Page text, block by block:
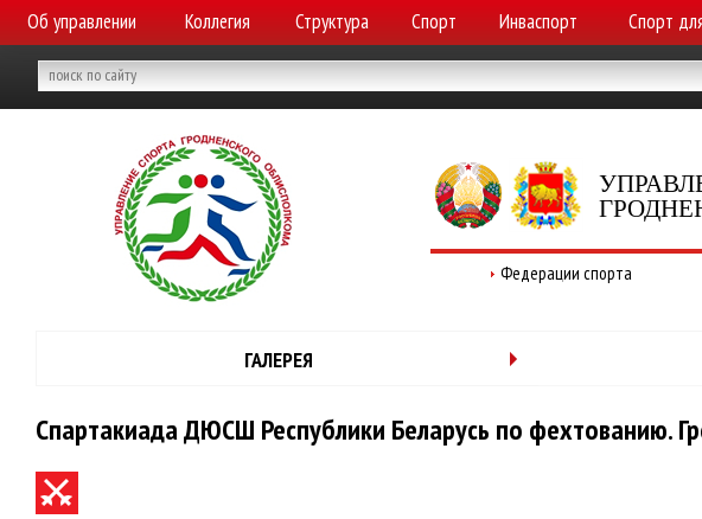
Об управлении Коллегия Структура Спорт Инваспорт Спорт
Федерации спорта
ГАЛЕРЕЯ
Спартакиада ДЮСШ Республики Беларусь по фехтованию.